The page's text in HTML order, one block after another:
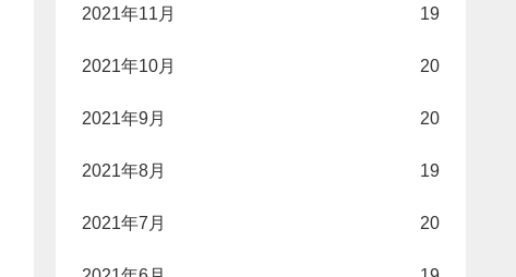
2021年11月 19
2021年10月 20
2021年9月 20
2021年8月 19
2021年7月 20